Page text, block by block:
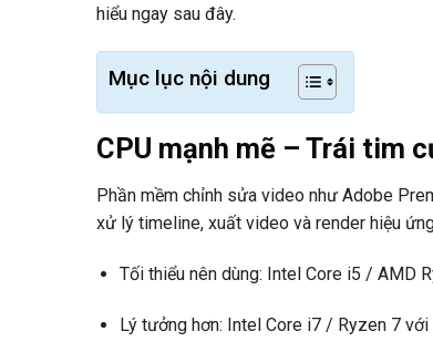
hiểu ngay sau đây.
Mục lục nội dung
CPU mạnh mẽ – Trái tim
Phần mềm chỉnh sửa video như Adobe
xử lý timeline, xuất video và render hiệu
Tối thiểu nên dùng: Intel Core i5 / AMD
Lý tưởng hơn: Intel Core i7 / Ryzen 7 với